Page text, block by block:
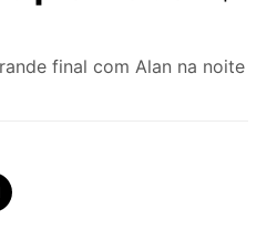
final com Alan na noite